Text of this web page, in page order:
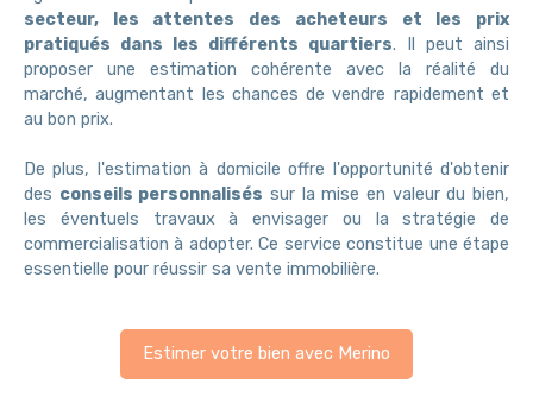
secteur, les attentes des acheteurs et les prix
pratiqués dans les différents quartiers. Il peut ainsi
proposer une estimation cohérente avec la réalité du
marché, augmentant les chances de vendre rapidement et
au bon prix.
De plus, l'estimation à domicile offre l'opportunité d'obtenir
des conseils personnalisés sur la mise en valeur du bien,
les éventuels travaux à envisager ou la stratégie de
commercialisation à adopter. Ce service constitue une étape
essentielle pour réussir sa vente immobilière.
Estimer votre bien avec Merino